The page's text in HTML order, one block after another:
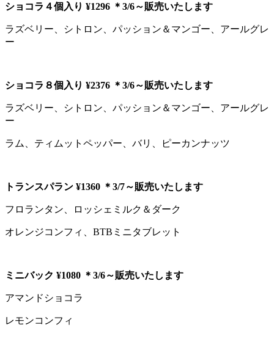
ショコラ４個入り ¥1296 ＊3/6～販売いたします
ラズベリー、シトロン、パッション＆マンゴー、アールグレ
ー
ショコラ８個入り ¥2376 ＊3/6～販売いたします
ラズベリー、シトロン、パッション＆マンゴー、アールグレ
ー
ラム、ティムットペッパー、バリ、ピーカンナッツ
トランスパラン ¥1360 ＊3/7～販売いたします
フロランタン、ロッシェミルク＆ダーク
オレンジコンフィ、BTBミニタブレット
ミニバック ¥1080 ＊3/6～販売いたします
アマンドショコラ
レモンコンフィ